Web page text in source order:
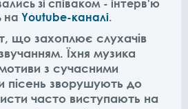
зі співаком - інтерв'ю
на Youtube-каналі.
що захоплює слухачів
Їхня музика
з сучасними
пісень зворушують до
часто виступають на